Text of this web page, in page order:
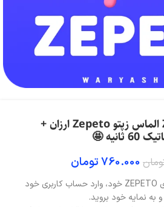
خرید 60 ZEMS الماس زپتو Zepeto ارزان +
ثانیه 🤩
760.000تومان
برای پیدا کردن نام کاربری ZEPETO خود، وارد حساب کاربری خود
به نمایه خود بروید.